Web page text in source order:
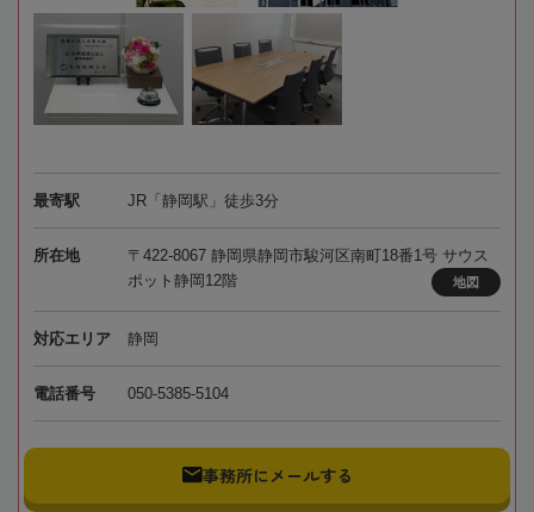
最寄駅 JR「静岡駅」徒歩3分
所在地
〒422-8067 静岡県静岡市駿河区南町18番1号 サウス
ポット静岡12階
地図
対応エリア 静岡
電話番号 050-5385-5104
事務所にメールする